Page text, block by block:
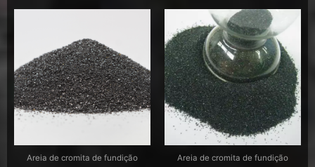
Areia de cromita de fundição Areia de cromita de fundição